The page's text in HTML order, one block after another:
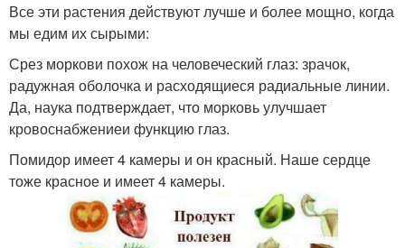
Все эти растения действуют лучше и более мощно, когда
мы едим их сырыми:
Срез моркови похож на человеческий глаз: зрачок,
радужная оболочка и расходящиеся радиальные линии.
Да, наука подтверждает, что морковь улучшает
кровоснабжениеи функцию глаз.
Помидор имеет 4 камеры и он красный. Наше сердце
тоже красное и имеет 4 камеры.